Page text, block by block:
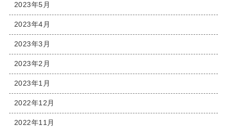
2023年5月
2023年4月
2023年3月
2023年2月
2023年1月
2022年12月
2022年11月